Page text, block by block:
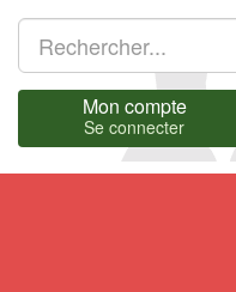
Mon compte
Se connecter